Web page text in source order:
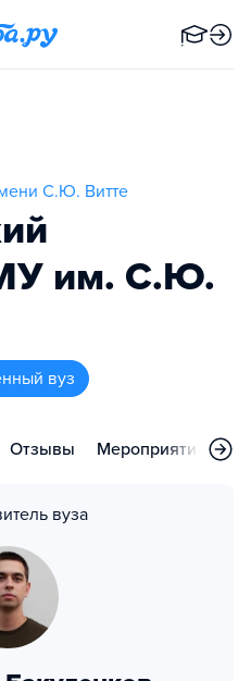
С.Ю. Витте
им. С.Ю.
вуз
Отзывы Мероприятия
вуза